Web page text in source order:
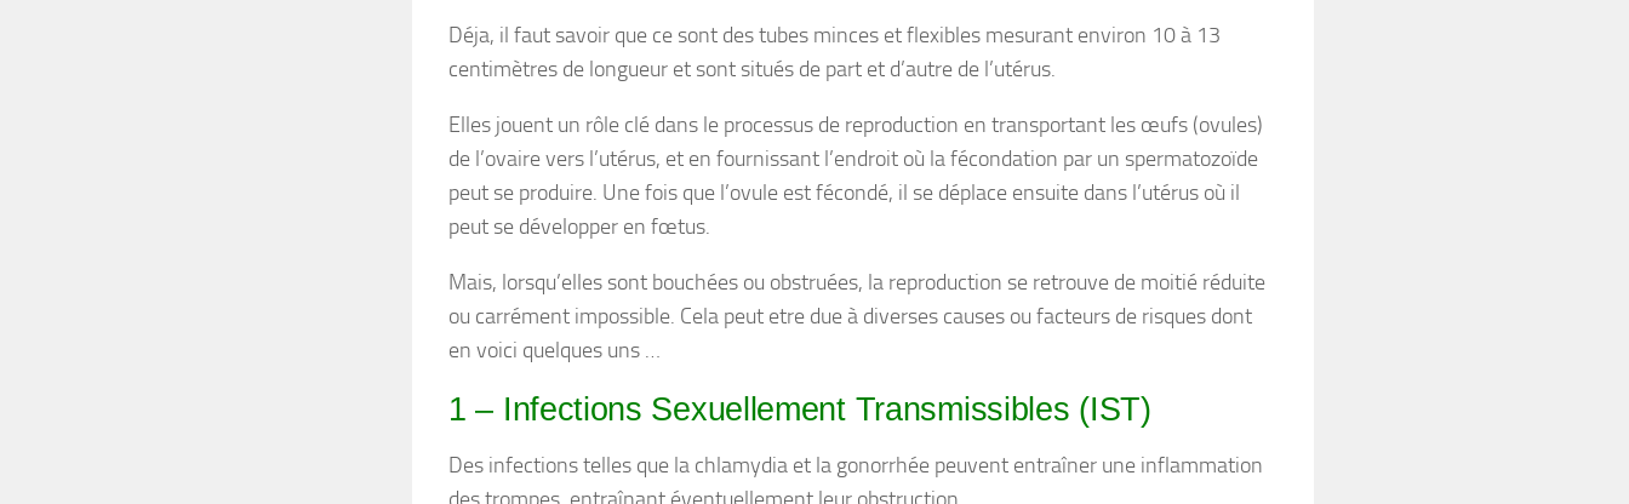
Déja, il faut savoir que ce sont des tubes minces et flexibles mesurant environ 10 à 13
centimètres de longueur et sont situés de part et d’autre de l’utérus.
Elles jouent un rôle clé dans le processus de reproduction en transportant les œufs (ovules)
de l’ovaire vers l’utérus, et en fournissant l’endroit où la fécondation par un spermatozoïde
peut se produire. Une fois que l’ovule est fécondé, il se déplace ensuite dans l’utérus où il
peut se développer en fœtus.
Mais, lorsqu’elles sont bouchées ou obstruées, la reproduction se retrouve de moitié réduite
ou carrément impossible. Cela peut etre due à diverses causes ou facteurs de risques dont
en voici quelques uns …
1 – Infections Sexuellement Transmissibles (IST)
Des infections telles que la chlamydia et la gonorrhée peuvent entraîner une inflammation